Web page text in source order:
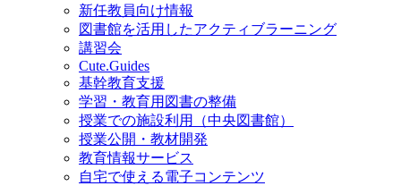
新任教員向け情報
図書館を活用したアクティブラーニング
講習会
Cute.Guides
基幹教育支援
学習・教育用図書の整備
授業での施設利用（中央図書館）
授業公開・教材開発
教育情報サービス
自宅で使える電子コンテンツ